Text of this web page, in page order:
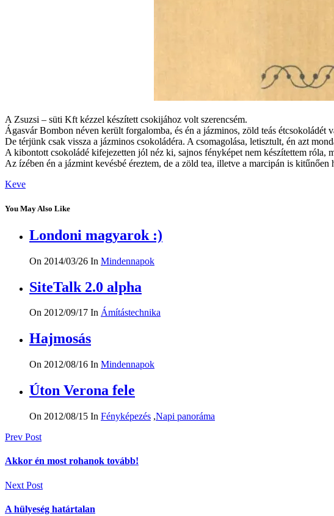
A Zsuzsi – süti Kft kézzel készített csokijához volt szerencsém.
Ágasvár Bombon néven került forgalomba, és én a jázminos, zöld teás
De térjünk csak vissza a jázminos csokoládéra. A csomagolása, letisztult, én azt
A kibontott csokoládé kifejezetten jól néz ki, sajnos fényképet nem készítettem róla,
Az ízében én a jázmint kevésbé éreztem, de a zöld tea, illetve a marcipán is
Keve
You May Also Like
Londoni magyarok :)
On 2014/03/26 In Mindennapok
SiteTalk 2.0 alpha
On 2012/09/17 In Ámítástechnika
Hajmosás
On 2012/08/16 In Mindennapok
Úton Verona fele
On 2012/08/15 In Fényképezés ,Napi panoráma
Bejegyzés
navigáció
Prev Post
Akkor én most rohanok tovább!
Next Post
A hülyeség határtalan